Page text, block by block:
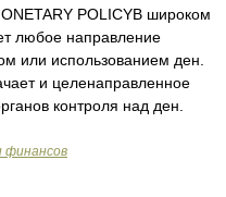
POLICYВ широком
любое направление
или использованием ден.
и целенаправленное
контроля над ден.
финансов